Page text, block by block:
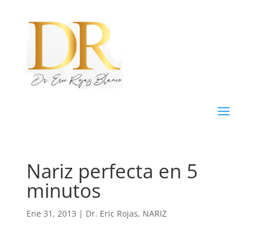
Nariz perfecta en 5
minutos
Ene 31, 2013 | Dr. Eric Rojas, NARIZ